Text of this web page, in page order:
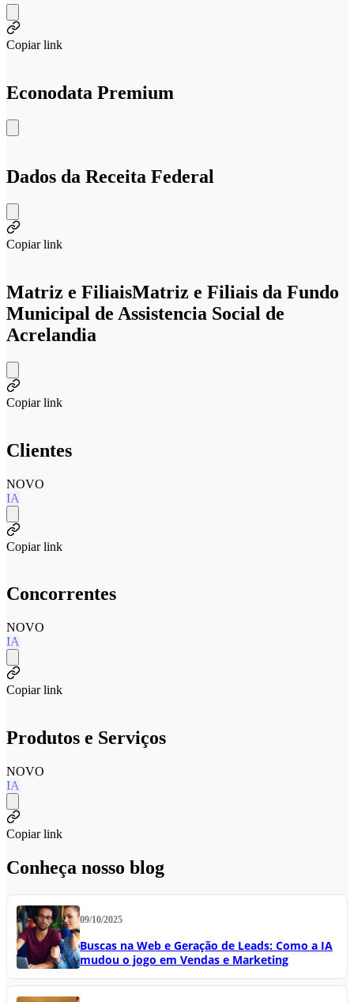
Copiar link
Econodata Premium
Dados da Receita Federal
Copiar link
Matriz e FiliaisMatriz e Filiais da Fundo
Municipal de Assistencia Social de
Acrelandia
Copiar link
Clientes
NOVO
IA
Copiar link
Concorrentes
NOVO
IA
Copiar link
Produtos e Serviços
NOVO
IA
Copiar link
Conheça nosso blog
09/10/2025
Buscas na Web e Geração de Leads: Como a IA
mudou o jogo em Vendas e Marketing